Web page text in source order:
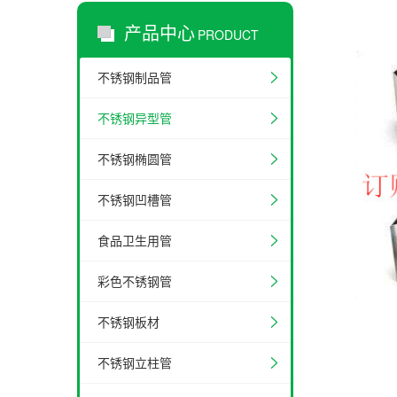
产品中心 PRODUCT
不锈钢制品管
不锈钢异型管
不锈钢椭圆管
不锈钢凹槽管
食品卫生用管
彩色不锈钢管
不锈钢板材
不锈钢立柱管